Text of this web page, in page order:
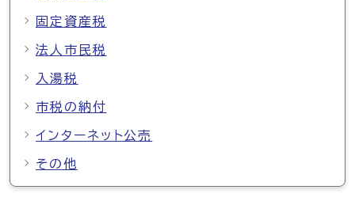
固定資産税
法人市民税
入湯税
市税の納付
インターネット公売
その他